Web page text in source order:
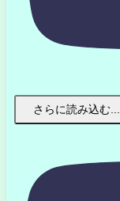
さらに読み込む...